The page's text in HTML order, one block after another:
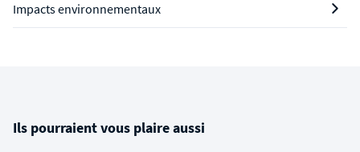
Impacts environnementaux
Ils pourraient vous plaire aussi